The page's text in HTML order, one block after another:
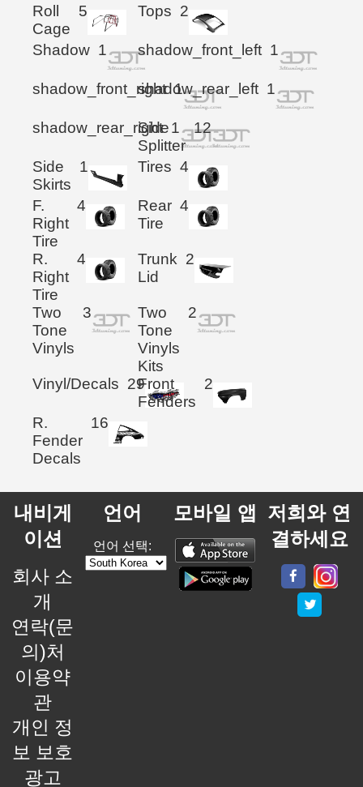
Roll
Cage
5 Tops 2
Shadow 1 shadow_front_left 1
shadow_front_right 1
shadow_rear_left 1
shadow_rear_right 1
Side
Splitter
12
Side
Skirts
1 Tires 4
F.
Right
Tire
4
Rear
Tire
4
R.
Right
Tire
4
Trunk
Lid
2
Two
Tone
Vinyls
3
Two
Tone
Vinyls
Kits
2
Vinyl/Decals 29Front
Fenders
2
R.
Fender
Decals
16
내비게
이션
회사 소
개
연락(문
의)처
이용약
관
개인 정
보 보호
광고
언어
언어 선택:
모바일 앱 저희와 연
결하세요